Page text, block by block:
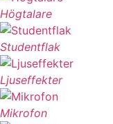
Högtalare
Studentflak
Ljuseffekter
Mikrofon